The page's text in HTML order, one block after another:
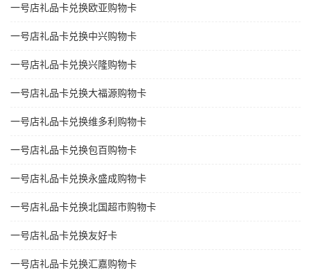
一号店礼品卡兑换欧亚购物卡
一号店礼品卡兑换中兴购物卡
一号店礼品卡兑换兴隆购物卡
一号店礼品卡兑换大福源购物卡
一号店礼品卡兑换维多利购物卡
一号店礼品卡兑换包百购物卡
一号店礼品卡兑换永盛成购物卡
一号店礼品卡兑换北国超市购物卡
一号店礼品卡兑换友好卡
一号店礼品卡兑换汇嘉购物卡